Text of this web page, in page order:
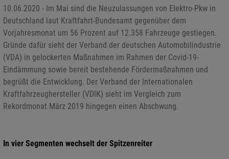
10.06.2020 - Im Mai sind die Neuzulassungen von Elektro-Pkw in
Deutschland laut Kraftfahrt-Bundesamt gegenüber dem
Vorjahresmonat um 56 Prozent auf 12.358 Fahrzeuge gestiegen.
Gründe dafür sieht der Verband der deutschen Automobilindustrie
(VDA) in gelockerten Maßnahmen im Rahmen der Covid-19-
Eindämmung sowie bereit bestehende Fördermaßnahmen und
begrüßt die Entwicklung. Der Verband der Internationalen
Kraftfahrzeughersteller (VDIK) sieht im Vergleich zum
Rekordmonat März 2019 hingegen einen Abschwung.
In vier Segmenten wechselt der Spitzenreiter